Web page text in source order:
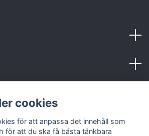
cookies
för att anpassa det innehåll som
för att du ska få bästa tänkbara